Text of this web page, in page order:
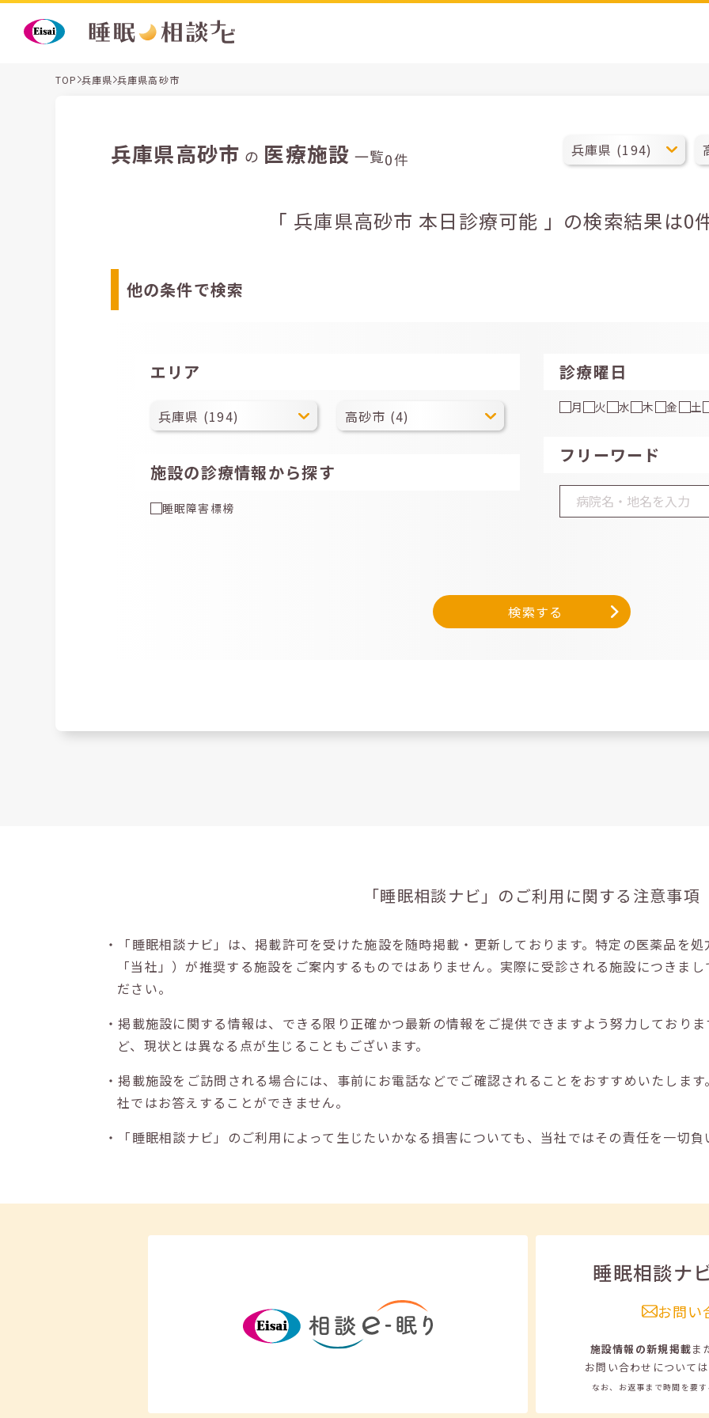
TOP 兵庫県 兵庫県高砂市
兵庫県高砂市 の 医療施設 一覧0件
「 兵庫県高砂市 本日診療可能 」の検索結果は0
他の条件で検索
エリア
施設の診療情報から探す
睡眠障害標榜
診療曜日
月 火 水 木 金 土
フリーワード
検索する
「睡眠相談ナビ」の ご利用に関する注意事項
・「睡眠相談ナビ」は、掲載許可を受けた施設を随時掲載・更新しております。特定の医薬品を
「当社」）が推奨する施設をご案内するものではありません。実際に受診される施設につきま
ださい。
・掲載施設に関する情報は、できる限り正確かつ最新の情報をご提供できますよう努力しており
ど、現状とは異なる点が生じることもございます。
・掲載施設をご訪問される場合には、事前にお電話などでご確認されることをおすすめいたしま
社ではお答えすることができません。
・「睡眠相談ナビ」のご利用によって生じたいかなる損害についても、当社ではその責任を一切
睡眠相談ナ
お問い
施設情報の新規掲載ま
お問い合わせについて
なお、お返事まで時間を要